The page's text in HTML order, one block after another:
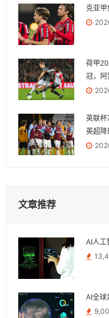
克亚
荷甲
冠，阿
英联杯
英超降
文章推荐
AI人工
AI全球